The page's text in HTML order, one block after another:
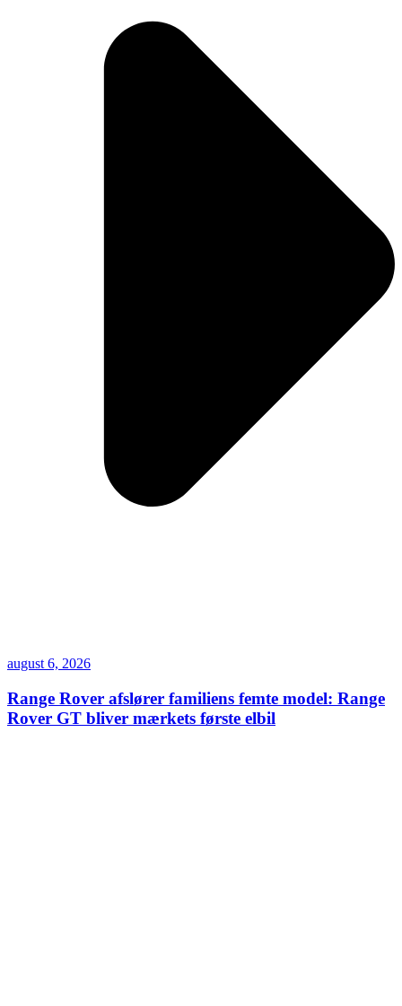
august 6, 2026
Range Rover afslører familiens femte model: Range
Rover GT bliver mærkets første elbil